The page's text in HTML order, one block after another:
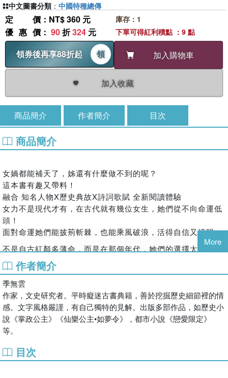
定價 ：NT$ 360 元
優惠價 ： 90折324 元
領券後再享88折起
領 加入購物車
加入收藏
庫存：1
下單可得紅利積點 ：9 點
中文圖書分類 ： 中國特種總傳
商品簡介 作者簡介 目次
商品簡介
女媧都能補天了，姊還有什麼做不到的呢？
這本書有趣又帶料！
融合 知名人物X歷史典故X詩詞歌賦 全新閱讀體驗
女力不是現代才有，在古代就有幾位女生，她們從不向命運低
頭！
面對命運她們能披荊斬棘，也能乘風破浪，活得自信又清醒。
不是自古紅顏多薄命，而是在那個年代，她們的選擇太少，但
她們卻活得恣意灑脫，把人生活成「歷史」，這才是真正的有
底氣。
本書收錄八位歷史上赫赫有名的女性人物，以現代的角度重新
解讀她們的生平事蹟、賞析優美的詩詞，一起閱讀嚴謹卻不嚴
肅的有趣歷史！
本書特色
歷史上的知名美人故事大爆料
卓文君如何實現婚姻自由？小周后當小三如何收穫真正的愛
情？李清照二婚居然還敢再離，只因心中有夢想？不管說出來
More
作者簡介
季無雲
作家，文史研究者。平時癡迷古書典籍，善於挖掘歷史細節裡的情
感。文字風格嚴謹，有自己獨特的見解。出版多部作品，如歷史小
說《掌政公主》《仙樂公主•如夢令》，都市小說《戀愛限定》
等。
目次